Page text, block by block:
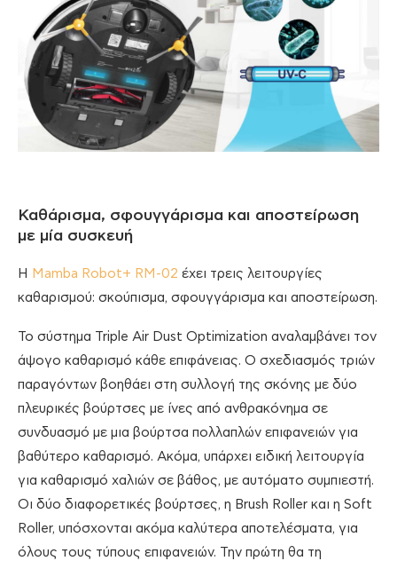
Καθάρισμα, σφουγγάρισμα και αποστείρωση
με μία συσκευή
Η Mamba Robot+ RM-02 έχει τρεις λειτουργίες
καθαρισμού: σκούπισμα, σφουγγάρισμα και αποστείρωση.
Το σύστημα Triple Air Dust Optimization αναλαμβάνει τον
άψογο καθαρισμό κάθε επιφάνειας. Ο σχεδιασμός τριών
παραγόντων βοηθάει στη συλλογή της σκόνης με δύο
πλευρικές βούρτσες με ίνες από ανθρακόνημα σε
συνδυασμό με μια βούρτσα πολλαπλών επιφανειών για
βαθύτερο καθαρισμό. Ακόμα, υπάρχει ειδική λειτουργία
για καθαρισμό χαλιών σε βάθος, με αυτόματο συμπιεστή.
Οι δύο διαφορετικές βούρτσες, η Brush Roller και η Soft
Roller, υπόσχονται ακόμα καλύτερα αποτελέσματα, για
όλους τους τύπους επιφανειών. Την πρώτη θα τη